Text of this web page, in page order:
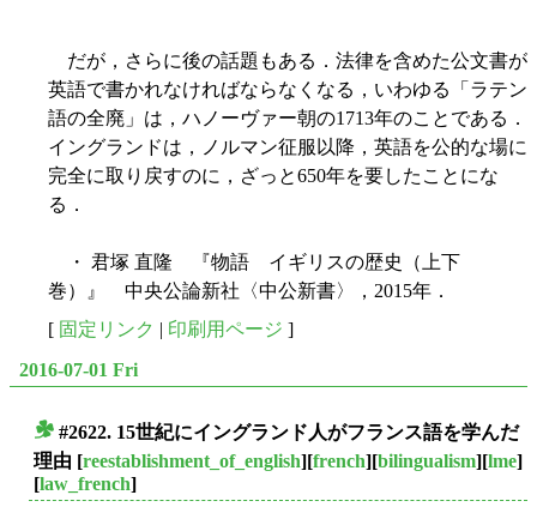
だが，さらに後の話題もある．法律を含めた公文書が
英語で書かれなければならなくなる，いわゆる「ラテン
語の全廃」は，ハノーヴァー朝の1713年のことである．
イングランドは，ノルマン征服以降，英語を公的な場に
完全に取り戻すのに，ざっと650年を要したことにな
る．
・ 君塚 直隆 『物語 イギリスの歴史（上下
巻）』 中央公論新社〈中公新書〉，2015年．
[ 固定リンク | 印刷用ページ ]
2016-07-01 Fri
#2622. 15世紀にイングランド人がフランス語を学んだ
理由 [reestablishment_of_english][french][bilingualism][lme]
[law_french]